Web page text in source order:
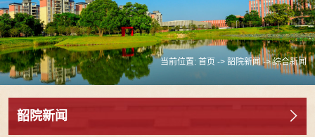
当前位置:首页 ->韶院新闻->综合新闻
韶院新闻